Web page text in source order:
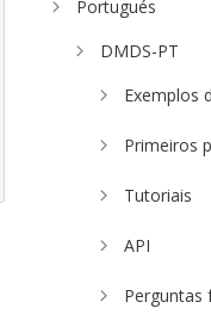
Portugués
DMDS-PT
Exemplos
Primeiros
Tutoriais
API
Perguntas